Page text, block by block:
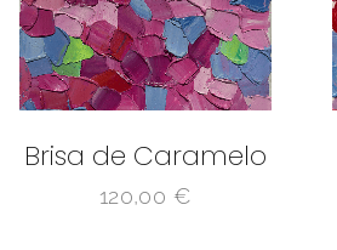
Brisa de Caramelo
120,00 €